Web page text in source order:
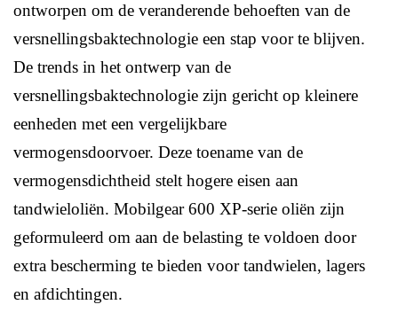
ontworpen om de veranderende behoeften van de
versnellingsbaktechnologie een stap voor te blijven.
De trends in het ontwerp van de
versnellingsbaktechnologie zijn gericht op kleinere
eenheden met een vergelijkbare
vermogensdoorvoer. Deze toename van de
vermogensdichtheid stelt hogere eisen aan
tandwieloliën. Mobilgear 600 XP-serie oliën zijn
geformuleerd om aan de belasting te voldoen door
extra bescherming te bieden voor tandwielen, lagers
en afdichtingen.